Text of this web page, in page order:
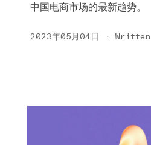
中国电商市场的最新趋势。
2023年05月04日 ·